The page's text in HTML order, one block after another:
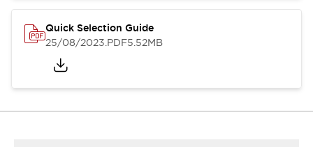
Quick Selection Guide
25/08/2023.PDF5.52MB